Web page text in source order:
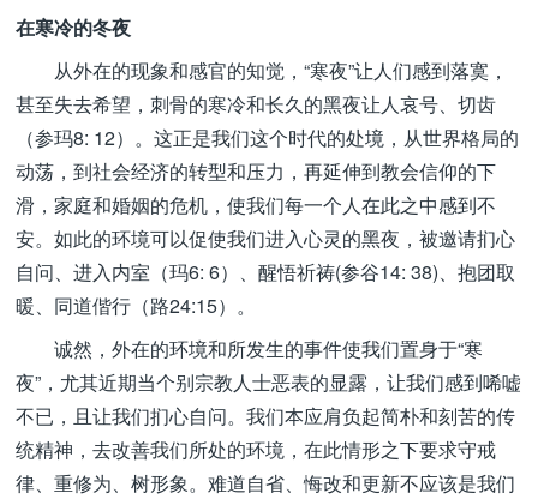
在寒冷的冬夜
从外在的现象和感官的知觉，“寒夜”让人们感到落寞，
甚至失去希望，刺骨的寒冷和长久的黑夜让人哀号、切齿
（参玛8: 12）。这正是我们这个时代的处境，从世界格局的
动荡，到社会经济的转型和压力，再延伸到教会信仰的下
滑，家庭和婚姻的危机，使我们每一个人在此之中感到不
安。如此的环境可以促使我们进入心灵的黑夜，被邀请扪心
自问、进入内室（玛6: 6）、醒悟祈祷(参谷14: 38)、抱团取
暖、同道偕行（路24:15）。
诚然，外在的环境和所发生的事件使我们置身于“寒
夜”，尤其近期当个别宗教人士恶表的显露，让我们感到唏嘘
不已，且让我们扪心自问。我们本应肩负起简朴和刻苦的传
统精神，去改善我们所处的环境，在此情形之下要求守戒
律、重修为、树形象。难道自省、悔改和更新不应该是我们